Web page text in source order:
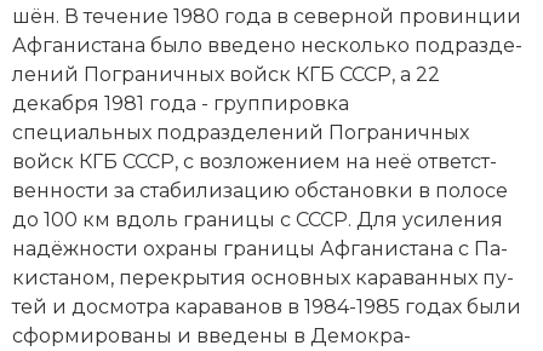
шён. В те­че­ние 1980 года в северной про­вин­ции
Аф­га­ни­ста­на бы­ло вве­де­но несколько под­раз­де­
ле­ний По­гра­нич­ных войск КГБ СССР, а 22
декабря 1981 года - груп­пи­ров­ка
специальных под­раз­де­ле­ний По­гра­нич­ных
войск КГБ СССР, с воз­ло­же­ни­ем на неё от­вет­ст­
вен­но­сти за ста­би­ли­за­цию об­ста­нов­ки в по­ло­се
до 100 км вдоль гра­ни­цы с СССР. Для уси­ле­ния
на­дёж­но­сти ох­ра­ны гра­ни­цы Аф­га­ни­ста­на с Па­
ки­ста­ном, пе­ре­кры­тия основных ка­ра­ван­ных пу­
тей и дос­мот­ра ка­ра­ва­нов в 1984-1985 годах бы­ли
сфор­ми­ро­ва­ны и вве­де­ны в Де­мо­кра­